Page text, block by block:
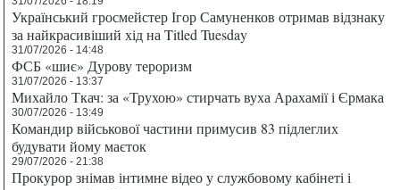
Український гросмейстер Ігор Самуненков отримав відзнаку
за найкрасивіший хід на Titled Tuesday
31/07/2026 - 14:48
ФСБ «шиє» Дурову тероризм
31/07/2026 - 13:37
Михайло Ткач: за «Трухою» стирчать вуха Арахамії і Єрмака
30/07/2026 - 13:49
Командир військової частини примусив 83 підлеглих
будувати йому маєток
29/07/2026 - 21:38
Прокурор знімав інтимне відео у службовому кабінеті і